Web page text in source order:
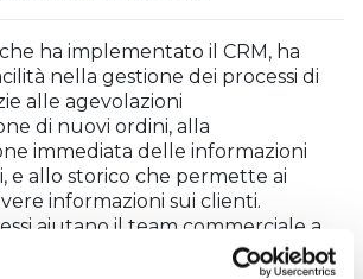
ha implementato il CRM, ha
nella gestione dei processi di
alle agevolazioni
di nuovi ordini, alla
immediata delle informazioni
e allo storico che permette ai
informazioni sui clienti.
aiutano il team commerciale a
le trattative di vendita più